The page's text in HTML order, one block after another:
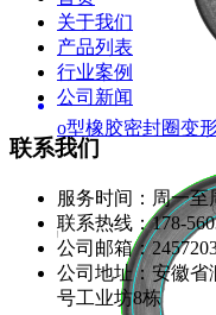
o型橡胶密封圈变
关于我们
产品列表
行业案例
公司新闻
联系我们
服务时间：周一至
联系热线：178-
公司邮箱：
公司地址：安徽省
号工业坊8栋